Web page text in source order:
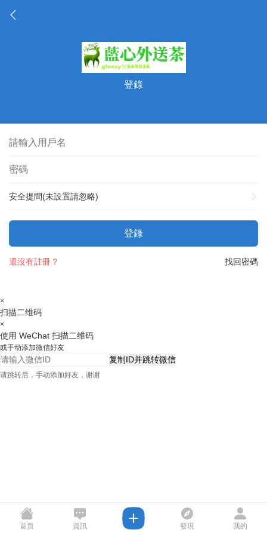
登錄
安全提問(未設置請忽略)
登錄
找回密碼
還沒有註冊？
×
扫描二维码
×
使用 WeChat 扫描二维码
或手动添加微信好友
复制ID并跳转微信
请跳转后，手动添加好友，谢谢
首頁 資訊 發現 我的